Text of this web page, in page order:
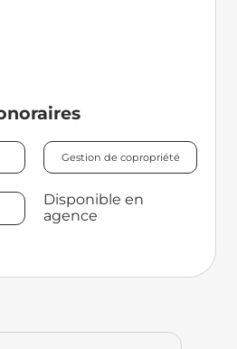
Gestion de copropriété
Disponible en
agence